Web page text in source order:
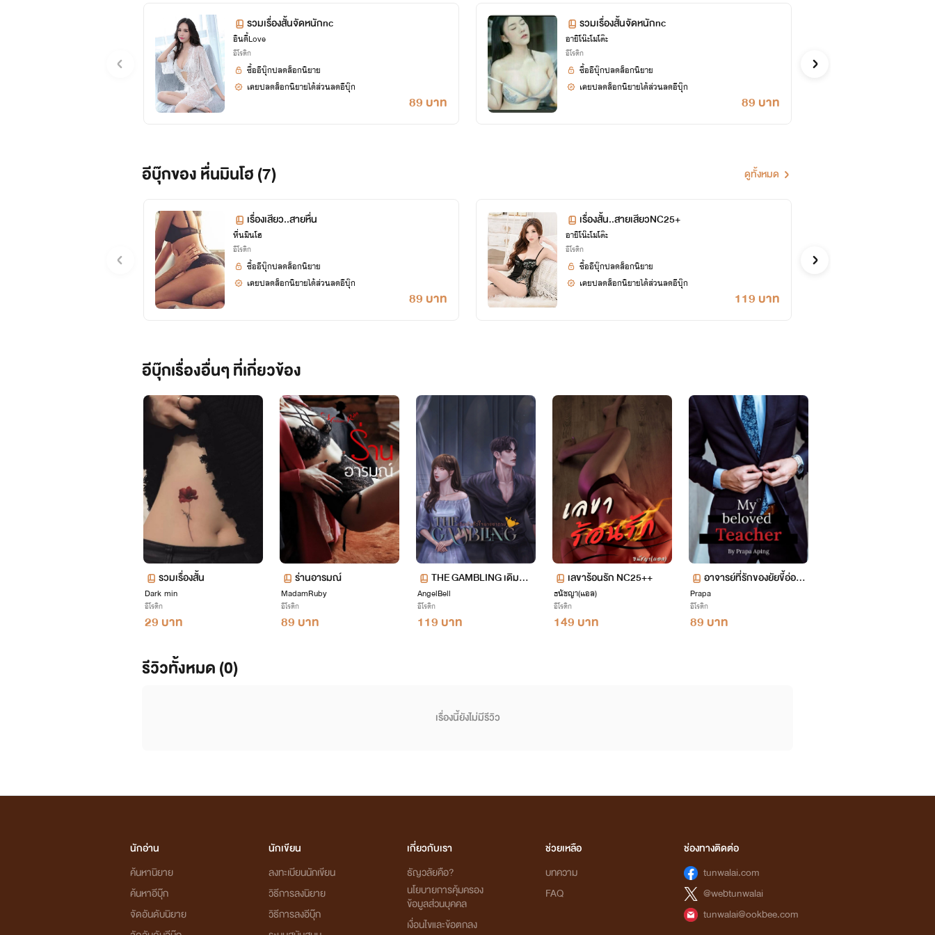
รวมเรื่องสั้นจัดหนักnc
อินดี้Love
อีโรติก
89 บาท
ซื้ออีบุ๊กปลดล็อกนิยาย
เคยปลดล็อกนิยายได้ส่วนลดอีบุ๊ก
รวมเรื่องสั้นจัดหนักnc
อายิโน๊ะโมโต๊ะ
อีโรติก
89 บาท
ซื้ออีบุ๊กปลดล็อกนิยาย
เคยปลดล็อกนิยายได้ส่วนลดอีบุ๊ก
อีบุ๊กของ หื่นมินโฮ (7) ดูทั้งหมด
เรื่องเสียว..สายหื่น
หื่นมินโฮ
อีโรติก
89 บาท
ซื้ออีบุ๊กปลดล็อกนิยาย
เคยปลดล็อกนิยายได้ส่วนลดอีบุ๊ก
เรื่องสั้น..สายเสียวNC25+
อายิโน๊ะโมโต๊ะ
อีโรติก
119 บาท
ซื้ออีบุ๊กปลดล็อกนิยาย
เคยปลดล็อกนิยายได้ส่วนลดอีบุ๊ก
อีบุ๊กเรื่องอื่นๆ ที่เกี่ยวข้อง
รวมเรื่องสั้น
Dark min
อีโรติก
29 บาท
ร่านอารม​ณ​์​
MadamRuby
อีโรติก
89 บาท
THE GAMBLING เดิมพัน
หัวใจนายซาตาน
AngelBell
อีโรติก
119 บาท
เลขาร้อนรัก NC25++
ธนัชญา(แอล)
อีโรติก
149 บาท
อาจารย์ที่รักของยัยขี้อ่อย
(ซื้ออีบุ๊คถูกกว่า)
Prapa
อีโรติก
89 บาท
รีวิวทั้งหมด (0)
เรื่องนี้ยังไม่มีรีวิว
นักอ่าน
ค้นหานิยาย
ค้นหาอีบุ๊ก
จัดอันดับนิยาย
นักเขียน
ลงทะเบียนนักเขียน
วิธีการลงนิยาย
วิธีการลงอีบุ๊ก
เกี่ยวกับเรา
ธัญวลัยคือ?
นโยบายการคุ้มครอง
ข้อมูลส่วนบุคคล
เงื่อนไขและข้อตกลง
ช่วยเหลือ
บทความ
FAQ
ช่องทางติดต่อ
tunwalai.com
@webtunwalai
tunwalai@ookbee.com